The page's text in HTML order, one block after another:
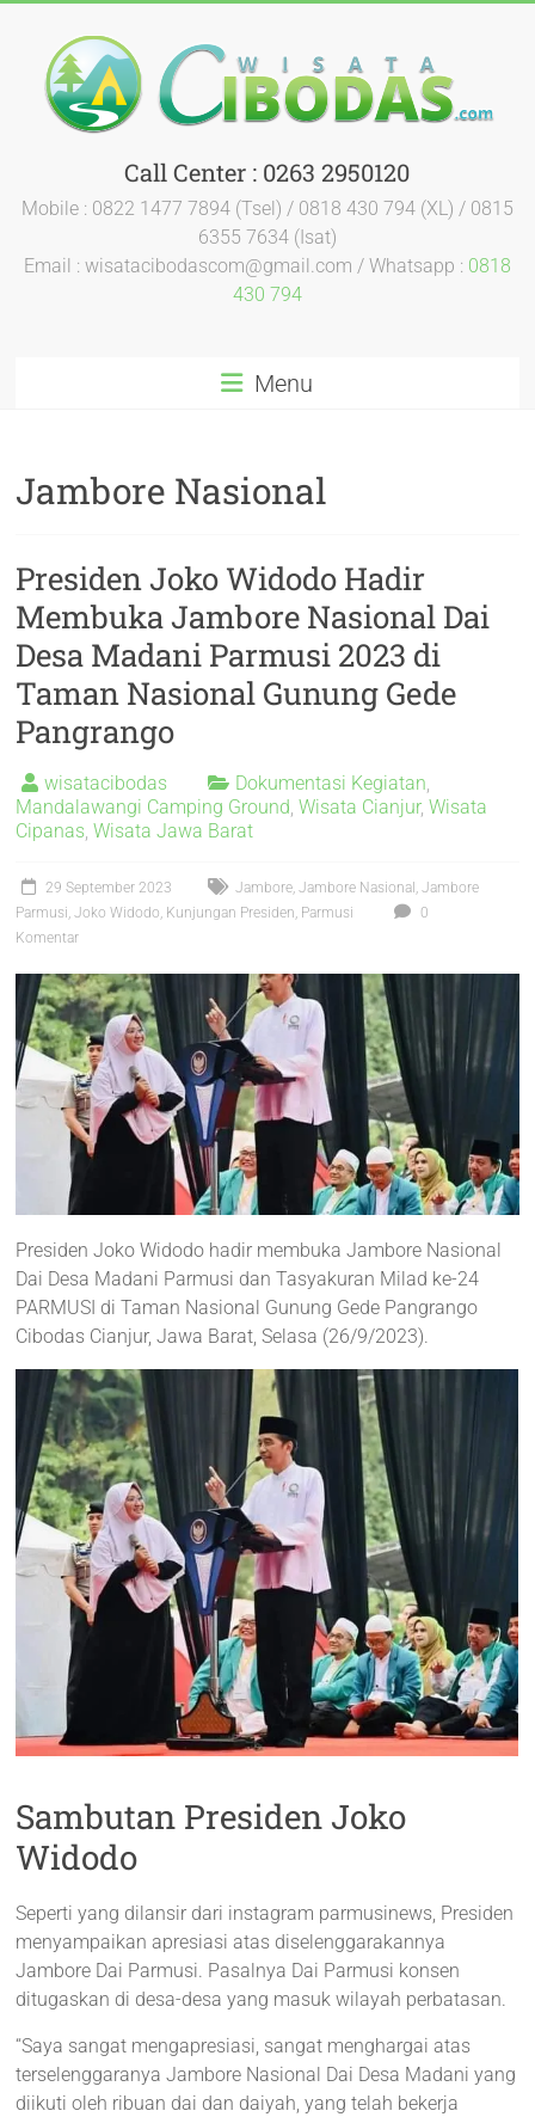
Call Center : 0263 2950120
Mobile : 0822 1477 7894 (Tsel) / 0818 430 794 (XL) / 0815
6355 7634 (Isat)
Email : wisatacibodascom@gmail.com / Whatsapp : 0818
430 794
Menu
Jambore Nasional
Presiden Joko Widodo Hadir
Membuka Jambore Nasional Dai
Desa Madani Parmusi 2023 di
Taman Nasional Gunung Gede
Pangrango
wisatacibodas Dokumentasi Kegiatan,
Mandalawangi Camping Ground,Wisata Cianjur,Wisata
Cipanas,Wisata Jawa Barat
29 September 2023 Jambore,Jambore Nasional ,Jambore
Parmusi,Joko Widodo, Kunjungan Presiden, Parmusi
0
Komentar
Presiden Joko Widodo hadir membuka Jambore Nasional
Dai Desa Madani Parmusi dan Tasyakuran Milad ke-24
PARMUSI di Taman Nasional Gunung Gede Pangrango
Cibodas Cianjur, Jawa Barat, Selasa (26/9/2023).
Sambutan Presiden Joko
Widodo
Seperti yang dilansir dari instagram parmusinews, Presiden
menyampaikan apresiasi atas diselenggarakannya
Jambore Dai Parmusi. Pasalnya Dai Parmusi konsen
ditugaskan di desa-desa yang masuk wilayah perbatasan.
“Saya sangat mengapresiasi, sangat menghargai atas
terselenggaranya Jambore Nasional Dai Desa Madani yang
diikuti oleh ribuan dai dan daiyah, yang telah bekerja